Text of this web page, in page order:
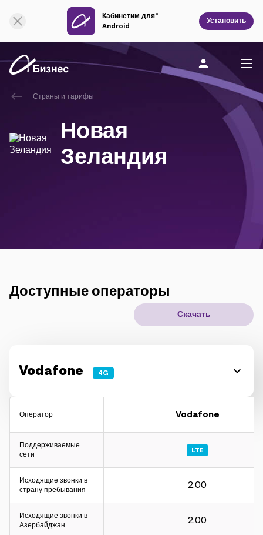
Кабинетим для"
Android
Установить
О компании
Мобильная связь
Новое поколение
Страны и тарифы
Новая
Зеландия
Доступные операторы
Скачать
Vodafone 4G
Оператор
Поддерживаемые
сети
Исходящие звонки в
страну пребывания
Исходящие звонки в
Азербайджан
Vodafone
LTE
2.00
2.00
Онлайн поддержка